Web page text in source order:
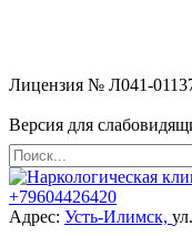
Лицензия № Л041-
Версия для
+79604426420
Адрес: Усть-Илимск,